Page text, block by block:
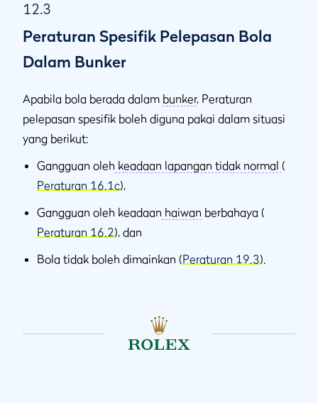
12.3
Peraturan Spesifik Pelepasan Bola
Dalam Bunker
Apabila bola berada dalam bunker, Peraturan
pelepasan spesifik boleh diguna pakai dalam situasi
yang berikut:
Gangguan oleh keadaan lapangan tidak normal (
Peraturan 16.1c),
Gangguan oleh keadaan haiwan berbahaya (
Peraturan 16.2), dan
Bola tidak boleh dimainkan (Peraturan 19.3).